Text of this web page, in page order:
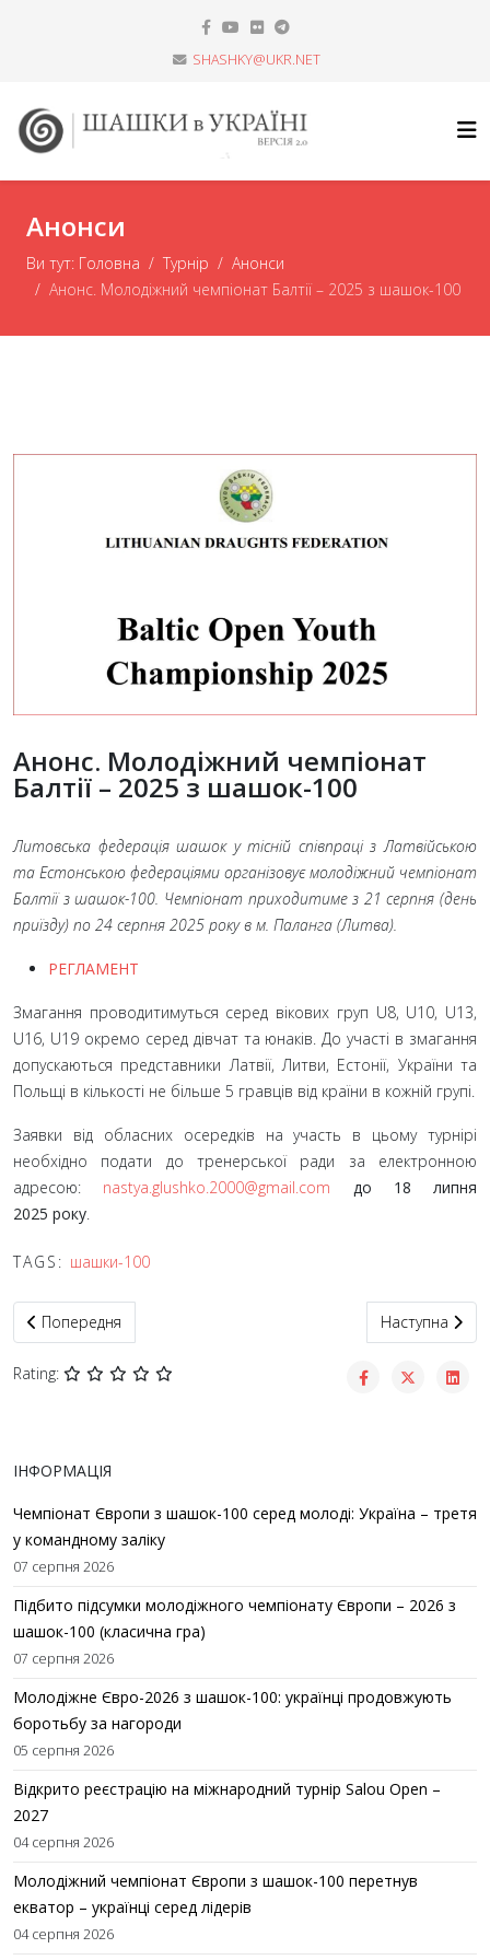
SHASHKY@UKR.NET
Анонси
Ви тут: Головна Турнір
Анонси
Анонс. Молодіжний чемпіонат Балтії – 2025 з шашок-100
Анонс. Молодіжний чемпіонат
Балтії – 2025 з шашок-100
Литовська федерація шашок у тісній співпраці з Латвійською
та Естонською федераціями організовує молодіжний чемпіонат
Балтії з шашок-100. Чемпіонат приходитиме з 21 серпня (день
приїзду) по 24 серпня 2025 року в м. Паланга (Литва).
РЕГЛАМЕНТ
Змагання проводитимуться серед вікових груп U8, U10, U13,
U16, U19 окремо серед дівчат та юнаків. До участі в змагання
допускаються представники Латвії, Литви, Естонії, України та
Польщі в кількості не більше 5 гравців від країни в кожній групі.
Заявки від обласних осередків на участь в цьому турнірі
необхідно подати до тренерської ради за електронною
адресою: nastya.glushko.2000@gmail.com до 18
липня
2025 року
TAGS: шашки-100
Попередня стаття: Анонс. Турнір з шашок-64 памʼяті Василя
Попередня Наступна
Наступна
Rating:
ІНФОРМАЦІЯ
Чемпіонат Європи з шашок-100 серед молоді: Україна – третя
у командному заліку
07 серпня 2026
Підбито підсумки молодіжного чемпіонату Європи – 2026 з
шашок-100 (класична гра)
07 серпня 2026
Молодіжне Євро-2026 з шашок-100: українці продовжують
боротьбу за нагороди
05 серпня 2026
Відкрито реєстрацію на міжнародний турнір Salou Open –
2027
04 серпня 2026
Молодіжний чемпіонат Європи з шашок-100 перетнув
екватор – українці серед лідерів
04 серпня 2026